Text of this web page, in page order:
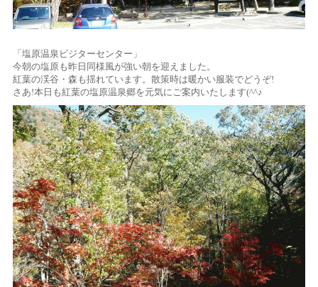
「塩原温泉ビジターセンター」
今朝の塩原も昨日同様風が強い朝を迎えました。
紅葉の渓谷・森も揺れています。散策時は暖かい服装でどうぞ!
さあ!本日も紅葉の塩原温泉郷を元気にご案内いたします(^^♪